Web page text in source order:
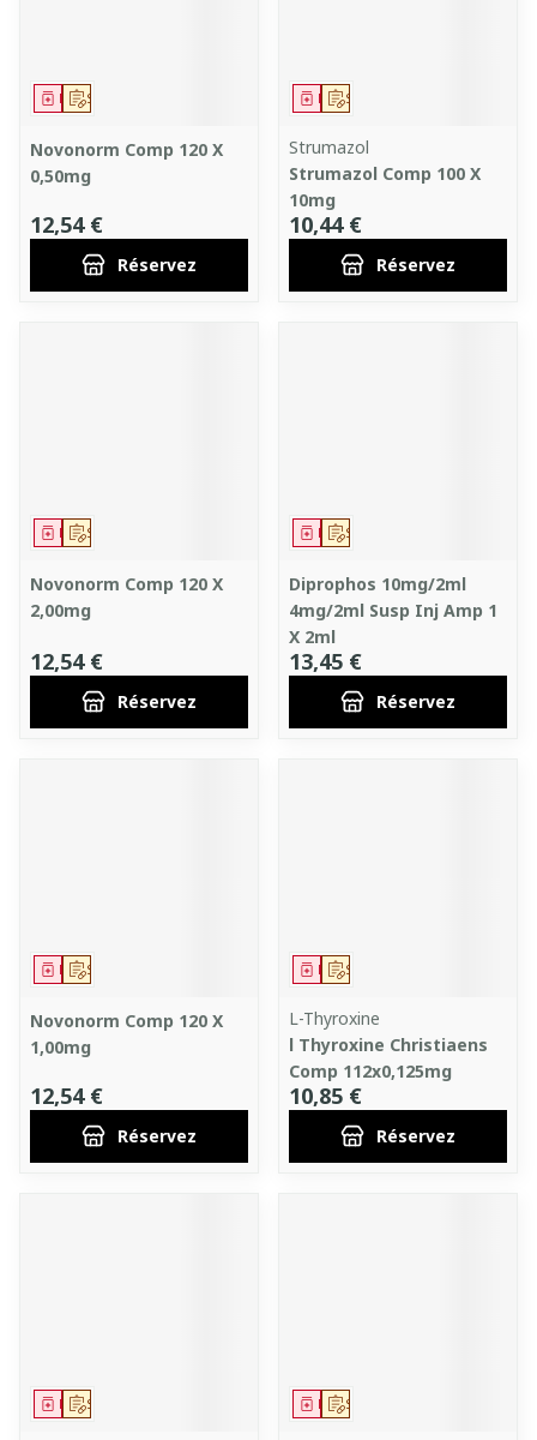
Sur prescription
Médicament
Novonorm Comp 120 X
0,50mg
12,54 €
Réservez
Sur prescription
Médicament
Strumazol
Strumazol Comp 100 X
10mg
10,44 €
Réservez
Sur prescription
Médicament
Novonorm Comp 120 X
2,00mg
12,54 €
Réservez
Sur prescription
Médicament
Diprophos 10mg/2ml
4mg/2ml Susp Inj Amp 1
X 2ml
13,45 €
Réservez
Sur prescription
Médicament
Novonorm Comp 120 X
1,00mg
12,54 €
Réservez
Sur prescription
Médicament
L-Thyroxine
l Thyroxine Christiaens
Comp 112x0,125mg
10,85 €
Réservez
Sur prescription
Médicament Sur prescription
Médicament